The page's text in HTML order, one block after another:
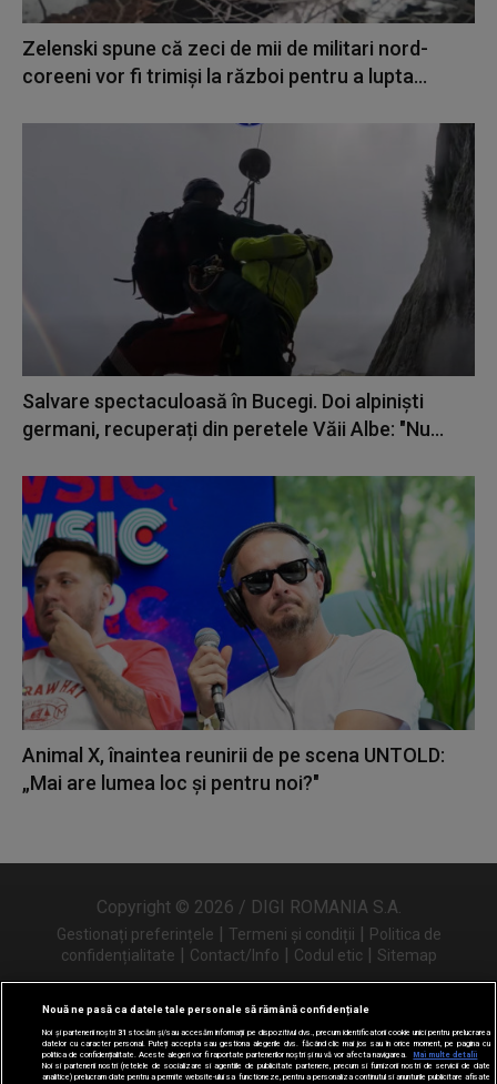
Zelenski spune că zeci de mii de militari nord-
coreeni vor fi trimiși la război pentru a lupta...
Salvare spectaculoasă în Bucegi. Doi alpiniști
germani, recuperați din peretele Văii Albe: "Nu...
Animal X, înaintea reunirii de pe scena UNTOLD:
„Mai are lumea loc și pentru noi?"
Copyright © 2026 / DIGI ROMANIA S.A.
Gestionați preferințele | Termeni și condiții | Politica de
confidențialitate | Contact/Info | Codul etic | Sitemap
Urmărește-ne și pe
Nouă ne pasă ca datele tale personale să rămână confidențiale
Noi și partenerii noștri31 stocăm și/sau accesăm informații pe dispozitivul dvs., precum identificatorii cookie unici pentru prelucrarea
datelor cu caracter personal. Puteți accepta sau gestiona alegerile dvs. făcând clic mai jos sau în orice moment, pe pagina cu
politica de confidențialitate. Aceste alegeri vor fi raportate partenerilor noștri și nu vă vor afecta navigarea.
Mai multe detalii
Noi si partenerii nostri (retelele de socializare si agentiile de publicitate partenere, precum si furnizorii nostri de servicii de date
analitice) prelucram date pentru a permite website-ului sa functioneze, pentru a personaliza continutul si anunturile publicitare afisate